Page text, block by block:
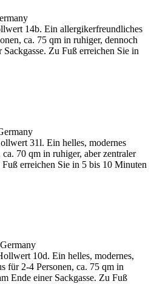
14b. Ein allergikerfreundliches
ca. 75 qm in ruhiger, dennoch
Zu Fuß erreichen Sie in
31l. Ein helles, modernes
70 qm in ruhiger, aber zentraler
erreichen Sie in 5 bis 10 Minuten
10d. Ein helles, modernes,
für 2-4 Personen, ca. 75 qm in
Ende einer Sackgasse. Zu Fuß